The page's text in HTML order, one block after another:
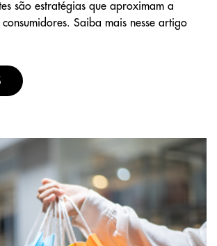
são estratégias que aproximam a
consumidores. Saiba mais nesse artigo